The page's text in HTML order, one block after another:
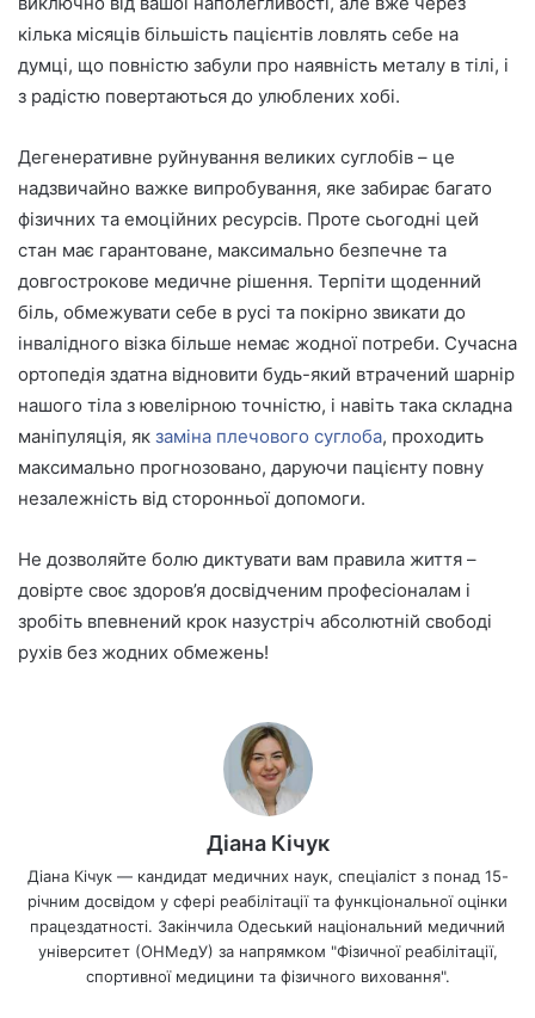
кілька місяців більшість пацієнтів ловлять себе на
думці, що повністю забули про наявність металу в тілі, і
з радістю повертаються до улюблених хобі.
Дегенеративне руйнування великих суглобів – це
надзвичайно важке випробування, яке забирає багато
фізичних та емоційних ресурсів. Проте сьогодні цей
стан має гарантоване, максимально безпечне та
довгострокове медичне рішення. Терпіти щоденний
біль, обмежувати себе в русі та покірно звикати до
інвалідного візка більше немає жодної потреби. Сучасна
ортопедія здатна відновити будь-який втрачений шарнір
нашого тіла з ювелірною точністю, і навіть така складна
маніпуляція, як заміна плечового суглоба, проходить
максимально прогнозовано, даруючи пацієнту повну
незалежність від сторонньої допомоги.
Не дозволяйте болю диктувати вам правила життя –
довірте своє здоров’я досвідченим професіоналам і
зробіть впевнений крок назустріч абсолютній свободі
рухів без жодних обмежень!
Діана Кічук
Діана Кічук — кандидат медичних наук, спеціаліст з понад 15-
річним досвідом у сфері реабілітації та функціональної оцінки
працездатності. Закінчила Одеський національний медичний
університет (ОНМедУ) за напрямком "Фізичної реабілітації,
спортивної медицини та фізичного виховання".